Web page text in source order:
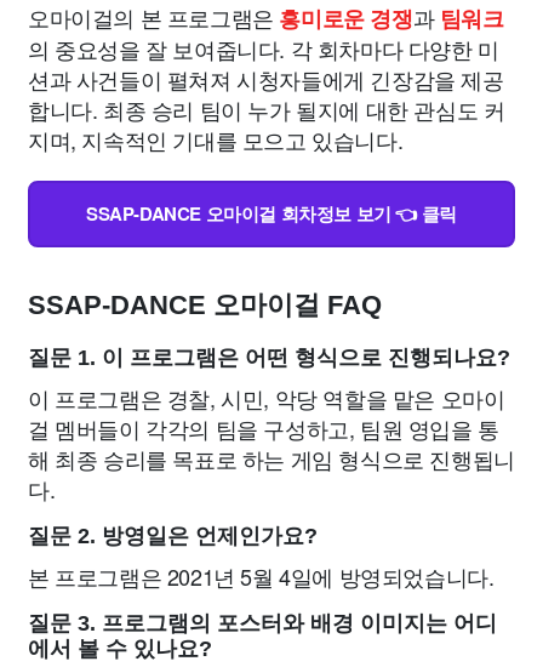
오마이걸의 본 프로그램은 흥미로운 경쟁과 팀워크
의 중요성을 잘 보여줍니다. 각 회차마다 다양한 미
션과 사건들이 펼쳐져 시청자들에게 긴장감을 제공
합니다. 최종 승리 팀이 누가 될지에 대한 관심도 커
지며, 지속적인 기대를 모으고 있습니다.
SSAP-DANCE 오마이걸 회차정보 보기 👈 클릭
SSAP-DANCE 오마이걸 FAQ
질문 1. 이 프로그램은 어떤 형식으로 진행되나요?
이 프로그램은 경찰, 시민, 악당 역할을 맡은 오마이
걸 멤버들이 각각의 팀을 구성하고, 팀원 영입을 통
해 최종 승리를 목표로 하는 게임 형식으로 진행됩니
다.
질문 2. 방영일은 언제인가요?
본 프로그램은 2021년 5월 4일에 방영되었습니다.
질문 3. 프로그램의 포스터와 배경 이미지는 어디
에서 볼 수 있나요?